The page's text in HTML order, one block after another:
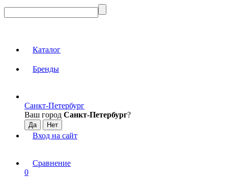
Каталог
Бренды
Санкт-Петербург
Ваш город Санкт-Петербург?
Вход на сайт
Сравнение
0